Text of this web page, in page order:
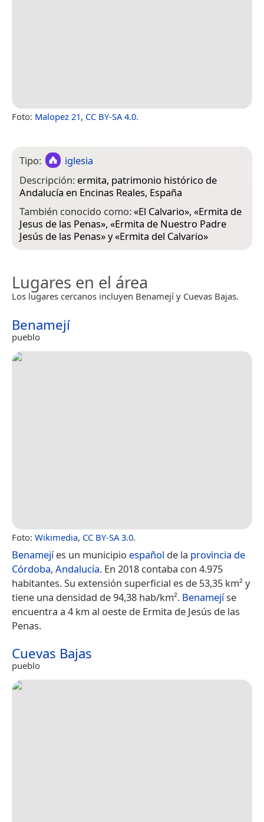
Foto: Malopez 21, CC BY-SA 4.0.
Tipo:
iglesia
Descripción: ermita, patrimonio histórico de
Andalucía en Encinas Reales, España
También conocido como:«El Calvario», «Ermita de
Jesus de las Penas», «Ermita de Nuestro Padre
Jesús de las Penas» y «Ermita del Calvario»
Lugares en el área
Los lugares cercanos incluyen Benamejí y Cuevas Bajas.
Benamejí
pueblo
Foto: Wikimedia, CC BY-SA 3.0.
Benamejíes un municipio español de la provincia de
Córdoba, Andalucía. En 2018 contaba con 4.975
habitantes. Su extensión superficial es de 53,35 km² y
tiene una densidad de 94,38 hab/km². Benamejíse
encuentra a 4 km al oeste de Ermita de Jesús de las
Penas.
Cuevas Bajas
pueblo